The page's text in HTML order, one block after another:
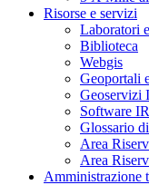
Risorse e servizi
Laboratori
Biblioteca
Webgis
Geoportali
Geoservizi
Software
Glossario
Area
Area
Amministrazione